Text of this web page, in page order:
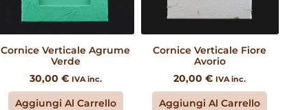
Cornice Verticale Agrume
Verde
30,00 € IVA inc.
Aggiungi Al Carrello
Cornice Verticale Fiore
Avorio
20,00€ IVA inc.
Aggiungi Al Carrello